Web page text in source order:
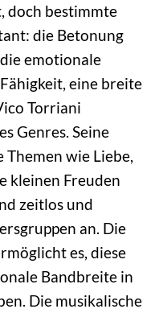
doch bestimmte
die Betonung
emotionale
eine breite
Torriani
Genres. Seine
wie Liebe,
kleinen Freuden
zeitlos und
an. Die
es, diese
Bandbreite in
Die musikalische